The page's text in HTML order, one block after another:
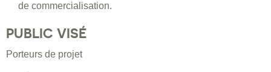
de commercialisation.
PUBLIC VISÉ
Porteurs de projet